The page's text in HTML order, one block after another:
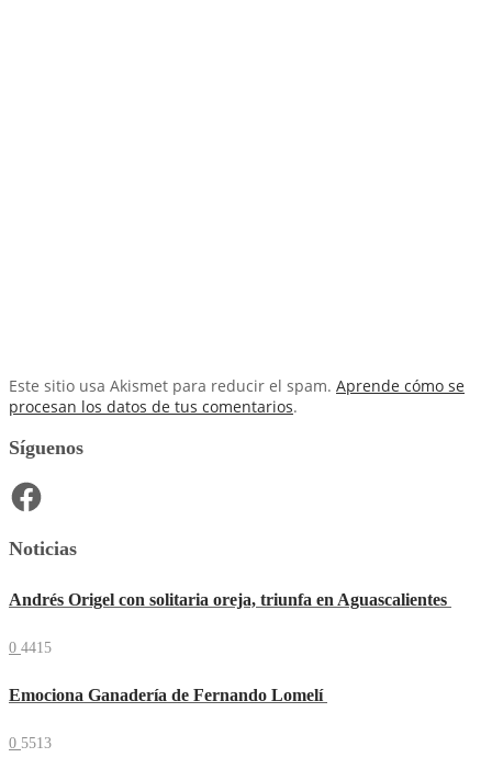
Este sitio usa Akismet para reducir el spam. Aprende cómo se
procesan los datos de tus comentarios.
Síguenos
Facebook
Noticias
Andrés Origel con solitaria oreja, triunfa en Aguascalientes
0 4415
Emociona Ganadería de Fernando Lomelí
0 5513